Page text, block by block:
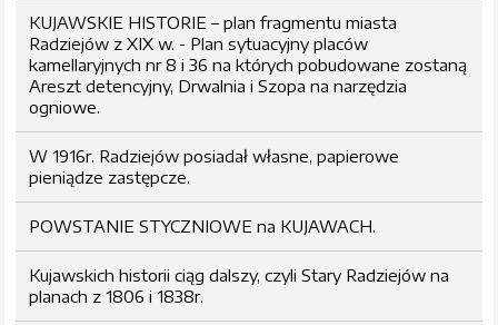
KUJAWSKIE HISTORIE – plan fragmentu miasta
Radziejów z XIX w. - Plan sytuacyjny placów
kamellaryjnych nr 8 i 36 na których pobudowane zostaną
Areszt detencyjny, Drwalnia i Szopa na narzędzia
ogniowe.
W 1916r. Radziejów posiadał własne, papierowe
pieniądze zastępcze.
POWSTANIE STYCZNIOWE na KUJAWACH.
Kujawskich historii ciąg dalszy, czyli Stary Radziejów na
planach z 1806 i 1838r.